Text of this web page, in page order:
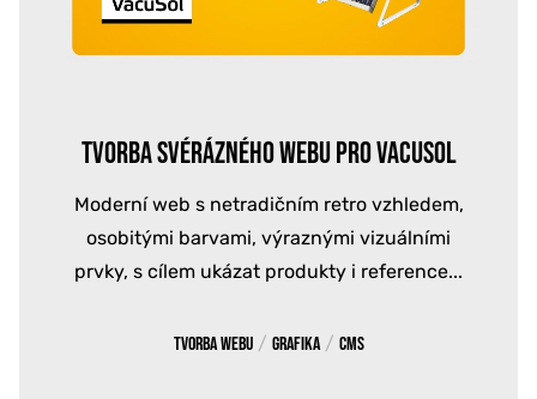
TVORBA SVÉRÁZNÉHO WEBU PRO VACUSOL
Moderní web s netradičním retro vzhledem,
osobitými barvami, výraznými vizuálními
prvky, s cílem ukázat produkty i reference...
Tvorba webu / Grafika / CMS